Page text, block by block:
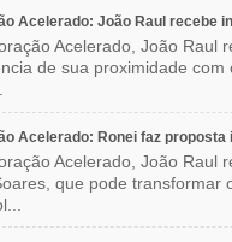
Acelerado: João Raul recebe
Acelerado, João Raul
de sua proximidade
Acelerado: Ronei faz proposta
Acelerado, João Raul
que pode transformar